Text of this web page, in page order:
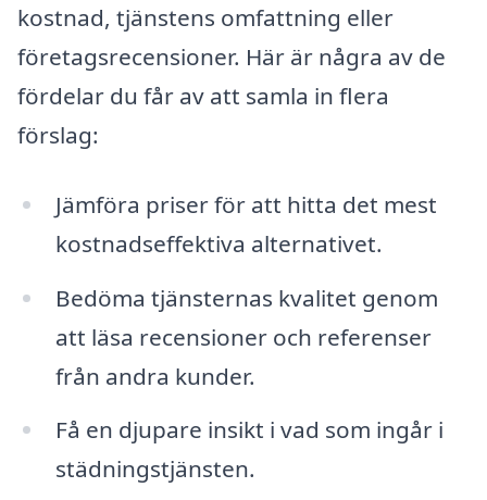
kostnad, tjänstens omfattning eller
företagsrecensioner. Här är några av de
fördelar du får av att samla in flera
förslag:
Jämföra priser för att hitta det mest
kostnadseffektiva alternativet.
Bedöma tjänsternas kvalitet genom
att läsa recensioner och referenser
från andra kunder.
Få en djupare insikt i vad som ingår i
städningstjänsten.